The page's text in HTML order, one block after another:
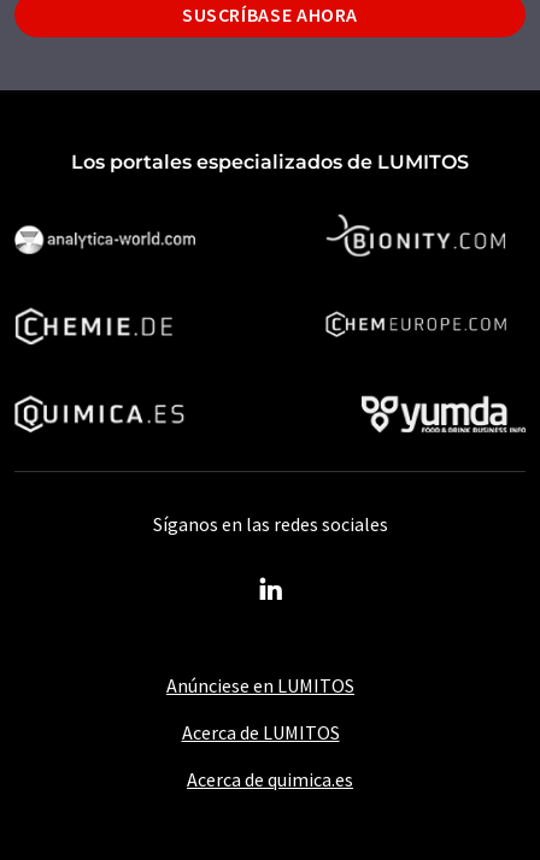
SUSCRÍBASE AHORA
Los portales especializados de LUMITOS
Anúnciese en LUMITOS
Acerca de LUMITOS
Acerca de quimica.es
Síganos en las redes sociales